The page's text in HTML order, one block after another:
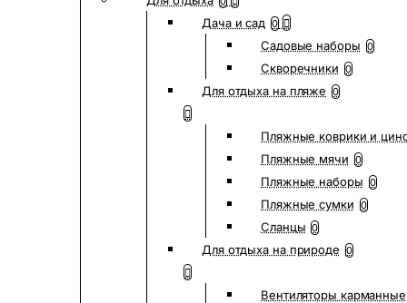
Дача и сад 0
Садовые наборы 0
Скворечники 0
Для отдыха на пляже 0
Пляжные коврики и
Пляжные мячи 0
Пляжные наборы 0
Пляжные сумки 0
Сланцы 0
Для отдыха на природе 0
Вентиляторы карманные